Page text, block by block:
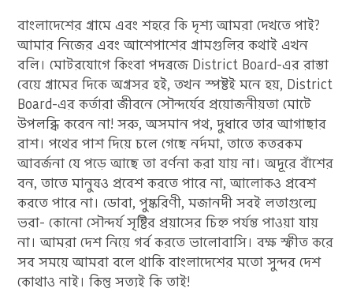
বাংলাদেশের গ্রামে এবং শহরে কি দৃশ্য আমরা দেখতে পাই?
আমার নিজের এবং আশেপাশের গ্রামগুলির কথাই এখন
বলি। মোটরযোগে কিংবা পদব্রজে District Board-এর রাস্তা
বেয়ে গ্রামের দিকে অগ্রসর হই, তখন স্পষ্টই মনে হয়, District
Board-এর কর্তারা জীবনে সৌন্দর্যের প্রয়োজনীয়তা মোটে
উপলব্ধি করেন না! সরু, অসমান পথ, দুধারে তার আগাছার
রাশ। পথের পাশ দিয়ে চলে গেছে নর্দমা, তাতে কতরকম
আবর্জনা যে পড়ে আছে তা বর্ণনা করা যায় না। অদূরে বাঁশের
বন, তাতে মানুষও প্রবেশ করতে পারে না, আলোকও প্রবেশ
করতে পারে না। ডোবা, পুষ্করিণী, মজানদী সবই লতাগুল্মে
ভরা- কোনো সৌন্দর্য সৃষ্টির প্রয়াসের চিহ্ন পর্যন্ত পাওয়া যায়
না। আমরা দেশ নিয়ে গর্ব করতে ভালোবাসি। বক্ষ স্ফীত করে
সব সময়ে আমরা বলে থাকি বাংলাদেশের মতো সুন্দর দেশ
কোথাও নাই। কিন্তু সত্যই কি তাই!